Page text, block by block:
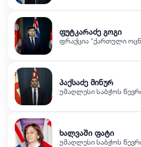
ფუტკარაძე გოგი
ფრაქცია "ქართული
პაქსაძე მინურ
უმაღლესი საბჭოს
ხალვაში ფატი
უმაღლესი საბჭოს